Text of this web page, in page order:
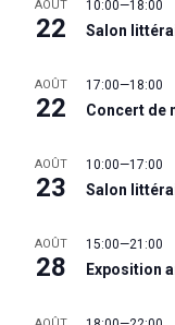
AOÛT
22
10:00—18:00
Salon
AOÛT
22
17:00—18:00
Concert de
AOÛT
23
10:00—17:00
Salon
AOÛT
28
15:00—21:00
Exposition